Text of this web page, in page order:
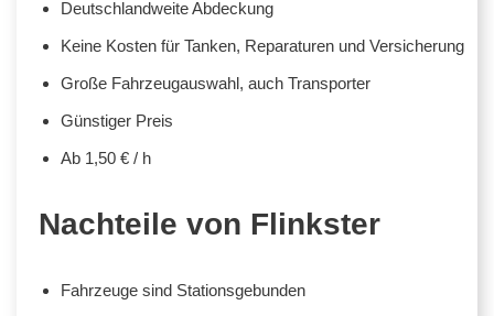
Deutschlandweite Abdeckung
Keine Kosten für Tanken, Reparaturen und Versicherung
Große Fahrzeugauswahl, auch Transporter
Günstiger Preis
Ab 1,50 € / h
Nachteile von Flinkster
Fahrzeuge sind Stationsgebunden